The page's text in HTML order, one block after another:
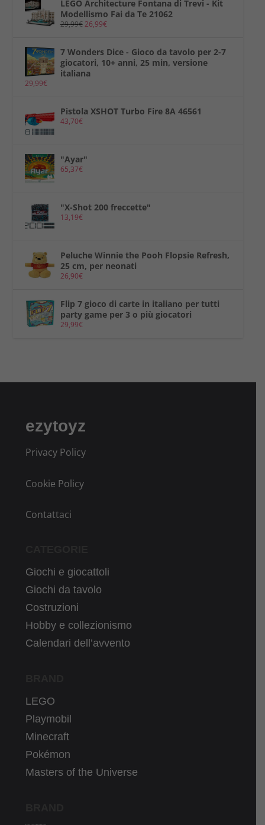
LEGO Architecture Fontana di Trevi - Kit
Modellismo Fai da Te 21062
29,99€26,99€
7 Wonders Dice - Gioco da tavolo per 2-7
giocatori, 10+ anni, 25 min, versione
italiana
29,99€
Pistola XSHOT Turbo Fire 8A 46561
43,70€
"Ayar"
65,37€
"X-Shot 200 freccette"
13,19€
Peluche Winnie the Pooh Flopsie Refresh,
25 cm, per neonati
26,90€
Flip 7 gioco di carte in italiano per tutti
party game per 3 o più giocatori
29,99€
ezytoyz
Privacy Policy
Cookie Policy
Contattaci
Giochi e giocattoli
Giochi da tavolo
Costruzioni
Hobby e collezionismo
Calendari dell’avvento
LEGO
Playmobil
Minecraft
Pokémon
Masters of the Universe